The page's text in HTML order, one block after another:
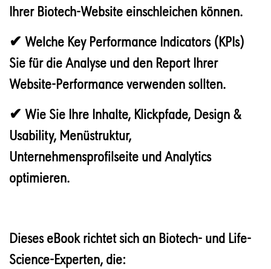
Ihrer Biotech-Website einschleichen können.
✔ Welche Key Performance Indicators (KPIs)
Sie für die Analyse und den Report Ihrer
Website-Performance verwenden sollten.
✔ Wie Sie Ihre Inhalte, Klickpfade, Design &
Usability, Menüstruktur,
Unternehmensprofilseite und Analytics
optimieren.
Dieses eBook richtet sich an Biotech- und Life-
Science-Experten, die: